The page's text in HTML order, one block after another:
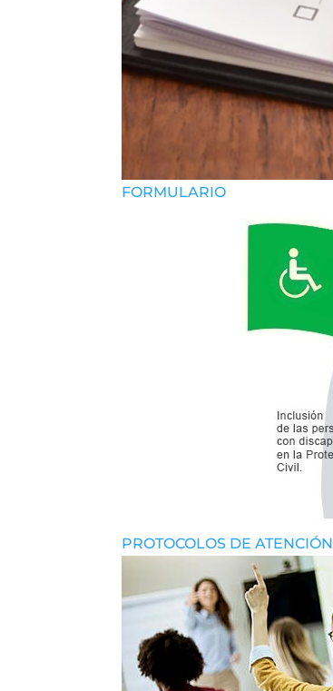
FORMULARIO
PROTOCOLOS DE ATENCIÓN